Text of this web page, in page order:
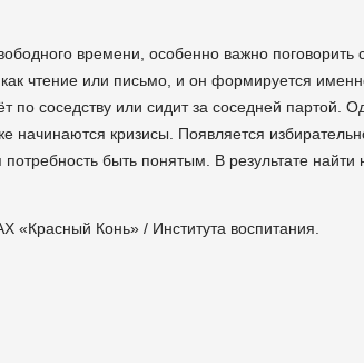
времени, особенно важно поговорить
чтение или письмо, и он формируется
по соседству или сидит за соседней партой.
начинаются кризисы. Появляется
быть понятым. В результате найти
«Красный Конь» / Института воспитания.